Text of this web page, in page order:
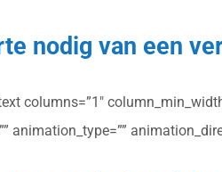
nodig van een
columns=”1″
animation_type=””